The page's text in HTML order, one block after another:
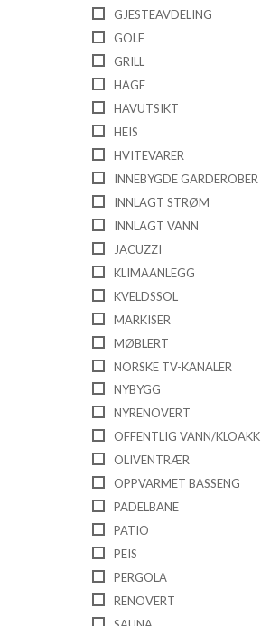
GJESTEAVDELING
GOLF
GRILL
HAGE
HAVUTSIKT
HEIS
HVITEVARER
INNEBYGDE GARDEROBER
INNLAGT STRØM
INNLAGT VANN
JACUZZI
KLIMAANLEGG
KVELDSSOL
MARKISER
MØBLERT
NORSKE TV-KANALER
NYBYGG
NYRENOVERT
OFFENTLIG VANN/KLOAKK
OLIVENTRÆR
OPPVARMET BASSENG
PADELBANE
PATIO
PEIS
PERGOLA
RENOVERT